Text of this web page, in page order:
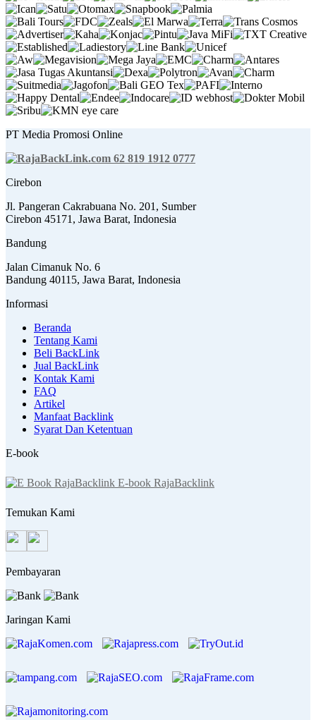
PT Media Promosi Online
62 819 1912 0777
Cirebon
Jl. Pangeran Cakrabuana No. 201, Sumber
Cirebon 45171, Jawa Barat, Indonesia
Bandung
Jalan Cimanuk No. 6
Bandung 40115, Jawa Barat, Indonesia
Informasi
Beranda
Tentang Kami
Beli BackLink
Jual BackLink
Kontak Kami
FAQ
Artikel
Manfaat Backlink
Syarat Dan Ketentuan
E-book
E-book RajaBacklink
Temukan Kami
Pembayaran
Jaringan Kami